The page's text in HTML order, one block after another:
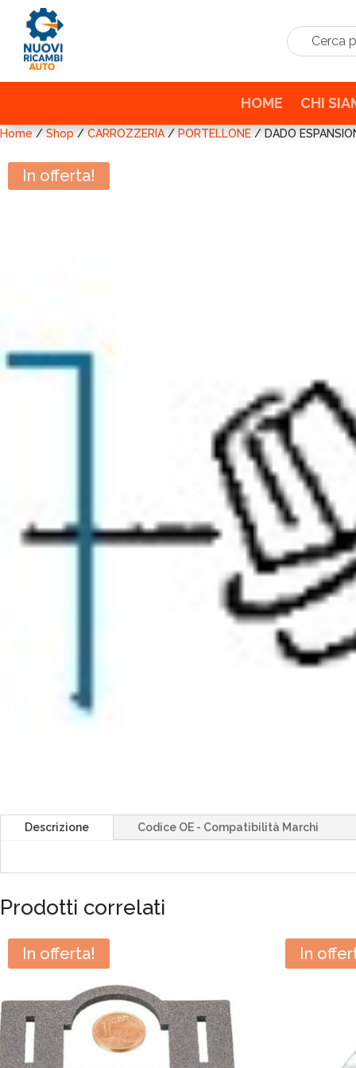
Cerca
HOME CHI
Home / Shop / CARROZZERIA/ PORTELLONE / DADO
In offerta!
Descrizione Codice OE - Compatibilità Marchi
Prodotti correlati
In offerta! In